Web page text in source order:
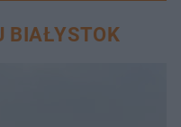
BIAŁYSTOK